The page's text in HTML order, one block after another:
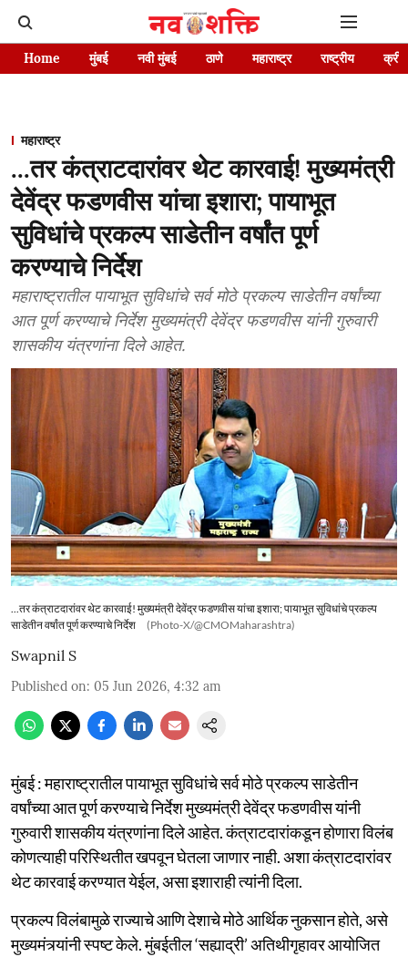
Home मुंबई नवी मुंबई ठाणे महाराष्ट्र राष्ट्रीय
महाराष्ट्र
...तर कंत्राटदारांवर थेट कारवाई! मुख्यमंत्री
देवेंद्र फडणवीस यांचा इशारा; पायाभूत
सुविधांचे प्रकल्प साडेतीन वर्षांत पूर्ण
करण्याचे निर्देश
महाराष्ट्रातील पायाभूत सुविधांचे सर्व मोठे प्रकल्प साडेतीन वर्षांच्या
आत पूर्ण करण्याचे निर्देश मुख्यमंत्री देवेंद्र फडणवीस यांनी गुरुवारी
शासकीय यंत्रणांना दिले आहेत.
...तर कंत्राटदारांवर थेट कारवाई! मुख्यमंत्री देवेंद्र फडणवीस यांचा इशारा; पायाभूत सुविधांचे प्रकल्प
साडेतीन वर्षांत पूर्ण करण्याचे निर्देश
(Photo-X/@CMOMaharashtra)
Swapnil S
Published on: 05 Jun 2026, 4:32 am
मुंबई : महाराष्ट्रातील पायाभूत सुविधांचे सर्व मोठे प्रकल्प साडेतीन
वर्षांच्या आत पूर्ण करण्याचे निर्देश मुख्यमंत्री देवेंद्र फडणवीस यांनी
गुरुवारी शासकीय यंत्रणांना दिले आहेत. कंत्राटदारांकडून होणारा विलंब
कोणत्याही परिस्थितीत खपवून घेतला जाणार नाही. अशा कंत्राटदारांवर
थेट कारवाई करण्यात येईल, असा इशाराही त्यांनी दिला.
प्रकल्प विलंबामुळे राज्याचे आणि देशाचे मोठे आर्थिक नुकसान होते, असे
मुख्यमंत्र्यांनी स्पष्ट केले. मुंबईतील ‘सह्याद्री’ अतिथीगृहावर आयोजित